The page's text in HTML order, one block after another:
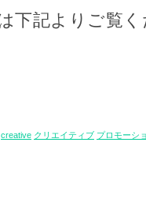
下記よりご覧
creative クリエイティブ プロモーシ